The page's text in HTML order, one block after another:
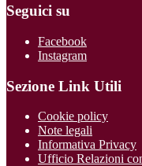
Seguici su
Facebook
Instagram
Sezione Link Utili
Cookie policy
Note legali
Informativa Privacy
Ufficio Relazioni